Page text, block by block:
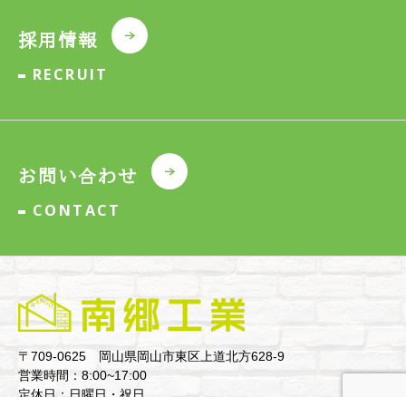
採用情報
RECRUIT
お問い合わせ
CONTACT
〒709-0625 岡山県岡山市東区上道北方628-9
営業時間：8:00~17:00